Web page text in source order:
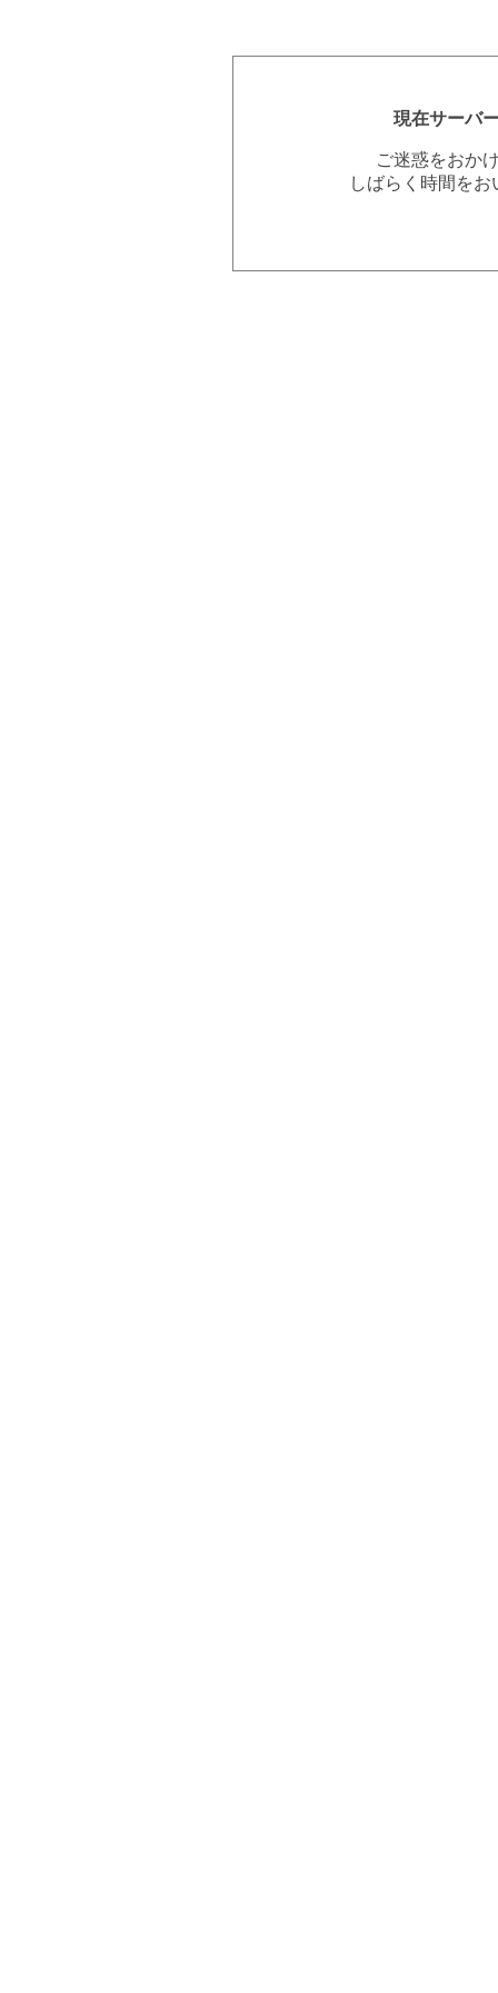
現在サーバ
ご迷惑をおか
しばらく時間を